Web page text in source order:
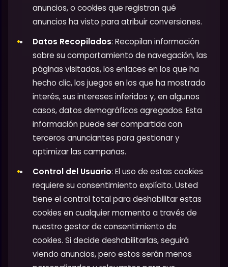
anuncios, o cookies que registran qué
anuncios ha visto para atribuir conversiones.
Datos Recopilados: Recopilan información
sobre su comportamiento de navegación, las
páginas visitadas, los enlaces en los que ha
hecho clic, los juegos en los que ha mostrado
interés, sus intereses inferidos y, en algunos
casos, datos demográficos agregados. Esta
información puede ser compartida con
terceros anunciantes para gestionar y
optimizar las campañas.
Control del Usuario: El uso de estas cookies
requiere su consentimiento explícito. Usted
tiene el control total para deshabilitar estas
cookies en cualquier momento a través de
nuestro gestor de consentimiento de
cookies. Si decide deshabilitarlas, seguirá
viendo anuncios, pero estos serán menos